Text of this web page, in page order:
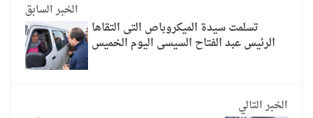
الخبر السابق
تسلمت سيدة الميكروباص التى التقاها
الرئيس عبد الفتاح السيسى اليوم الخميس
الخبر التالي